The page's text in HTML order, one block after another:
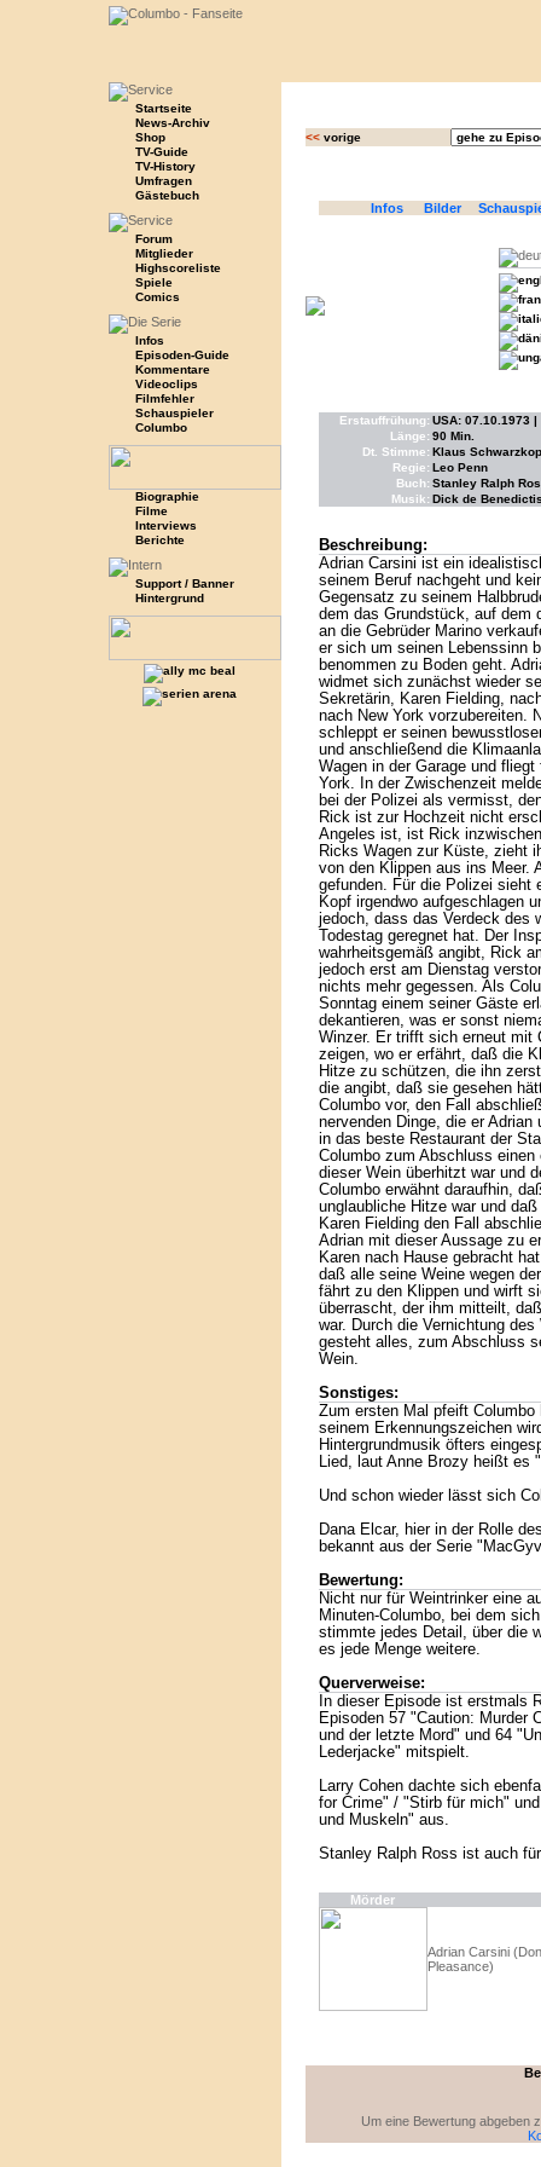
Startseite
News-Archiv
Shop
TV-Guide
TV-History
Umfragen
Gästebuch
Forum
Mitglieder
Highscoreliste
Spiele
Comics
Infos
Episoden-Guide
Kommentare
Videoclips
Filmfehler
Schauspieler
Columbo
Biographie
Filme
Interviews
Berichte
Support / Banner
Hintergrund
<<vorige
Infos Bilder
Erstauffrühung: USA: 07.10.1973 |
Länge: 90 Min.
Dt. Stimme: Klaus
Regie: Leo Penn
Buch: Stanley Ralph
Musik: Dick de
Beschreibung:
Adrian Carsini ist ein
seinem Beruf nachgeht und
Gegensatz zu seinem
dem das Grundstück, auf dem
an die Gebrüder Marino
er sich um seinen Lebenssinn
benommen zu Boden geht.
widmet sich zunächst wieder
Sekretärin, Karen Fielding,
nach New York vorzubereiten.
schleppt er seinen
und anschließend die
Wagen in der Garage und
York. In der Zwischenzeit
bei der Polizei als vermisst,
Rick ist zur Hochzeit nicht
Angeles ist, ist Rick
Ricks Wagen zur Küste, zieht
von den Klippen aus ins Meer.
gefunden. Für die Polizei sieht
Kopf irgendwo aufgeschlagen
jedoch, dass das Verdeck des
Todestag geregnet hat. Der
wahrheitsgemäß angibt, Rick
jedoch erst am Dienstag
nichts mehr gegessen. Als
Sonntag einem seiner Gäste
dekantieren, was er sonst
Winzer. Er trifft sich erneut mit
zeigen, wo er erfährt, daß die
Hitze zu schützen, die ihn
die angibt, daß sie gesehen
Columbo vor, den Fall
nervenden Dinge, die er
in das beste Restaurant der
Columbo zum Abschluss
dieser Wein überhitzt war und
Columbo erwähnt daraufhin,
unglaubliche Hitze war und
Karen Fielding den Fall
Adrian mit dieser Aussage zu
Karen nach Hause gebracht
daß alle seine Weine wegen
fährt zu den Klippen und wirft
überrascht, der ihm mitteilt,
war. Durch die Vernichtung
gesteht alles, zum Abschluss
Wein.
Sonstiges:
Zum ersten Mal pfeift
seinem Erkennungszeichen
Hintergrundmusik öfters
Lied, laut Anne Brozy heißt es
Und schon wieder lässt sich
Dana Elcar, hier in der Rolle
bekannt aus der Serie
Bewertung:
Nicht nur für Weintrinker eine
Minuten-Columbo, bei dem
stimmte jedes Detail, über die
es jede Menge weitere.
Querverweise:
In dieser Episode ist erstmals
Episoden 57 "Caution: Murder
und der letzte Mord" und 64
Lederjacke" mitspielt.
Larry Cohen dachte sich
for Crime" / "Stirb für mich"
und Muskeln" aus.
Stanley Ralph Ross ist auch
Mörder
Adrian Carsini
Pleasance)
Um eine Bewertung abgeben